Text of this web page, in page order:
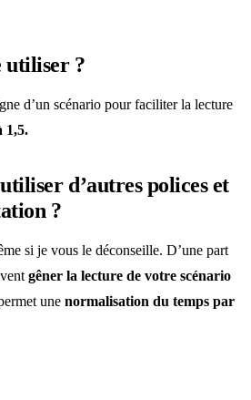
utiliser ?
d’un scénario pour faciliter la lecture
1,5.
d’autres polices et
?
si je vous le déconseille. D’une part
gêner la lecture de votre scénario
une normalisation du temps par